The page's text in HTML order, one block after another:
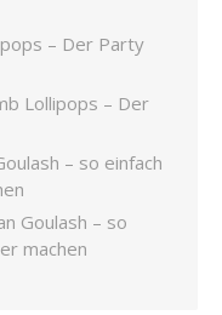
– Der Party
Lollipops – Der
– so einfach
Goulash – so
machen